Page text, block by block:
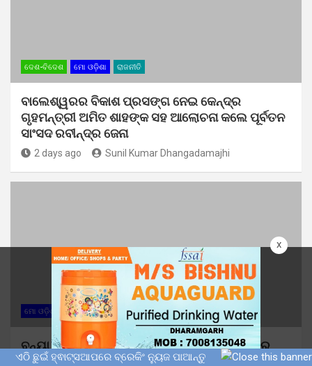
x
ଦେଶ-ବିଦେଶ ମୋ ଓଡ଼ିଶା ରାଜନୀତି
ବାଲେଶ୍ୱରର ବିକାଶ ପ୍ରସଙ୍ଗ ନେଇ କେନ୍ଦ୍ର
ଗୃହମନ୍ତ୍ରୀ ଅମିତ ଶାହଙ୍କ ସହ ଆଲୋଚନା କଲେ ପୂର୍ବତନ
ସାଂସଦ ରବୀନ୍ଦ୍ର ଜେନା
2 days ago Sunil Kumar Dhangadamajhi
ମୋ ଓଡ଼ିଶା
ବନ୍ୟା ସମୟରେ ମାନବିକ ପଦକ୍ଷେପ: ଛାତ୍ର ବିଜେଡିର
ରକ୍ତଦାନ ଶିବିରରେ ସଂଗୃହୀତ ହେଲା ୭୧ ୟୁନିଟ୍ ରକ୍ତ
ଏଠି ଛୁଇଁ ହ୍ଵାଟ୍ସଆପରେ ବ୍ରେକିଂ ନ୍ୟୁଜ ପାଆନ୍ତୁ